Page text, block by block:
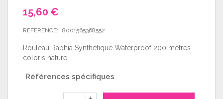
15,60 €
REFERENCE: 8001565368552
Rouleau Raphia Synthétique Waterproof 200 mètres
coloris nature
Références spécifiques